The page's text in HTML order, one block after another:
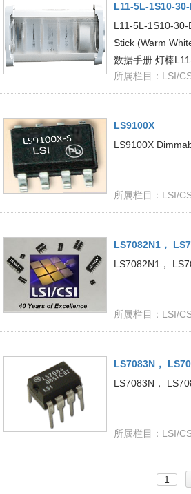
L11-5L-1S10-
L11-5L-1S10-
Stick (Warm
数据手册 灯棒
所属栏目： LSI/
LS9100X
LS9100X
所属栏目： LSI/
LS7082N1，
LS7082N1，
所属栏目： LSI/
LS7083N，
LS7083N，
所属栏目： LSI/
1